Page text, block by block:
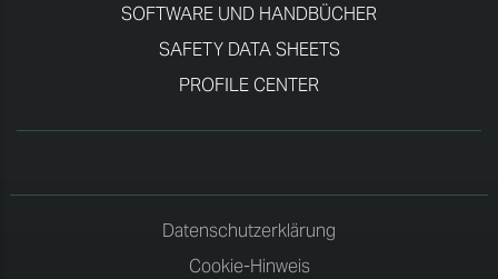
SOFTWARE UND HANDBÜCHER
SAFETY DATA SHEETS
PROFILE CENTER
Datenschutzerklärung
Cookie-Hinweis